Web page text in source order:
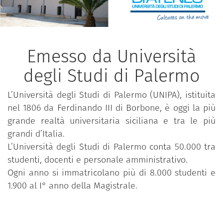
Emesso da Università
degli Studi di Palermo
L’Università degli Studi di Palermo (UNIPA), istituita
nel 1806 da Ferdinando III di Borbone, è oggi la più
grande realtà universitaria siciliana e tra le più
grandi d’Italia.
L’Università degli Studi di Palermo conta 50.000 tra
studenti, docenti e personale amministrativo.
Ogni anno si immatricolano più di 8.000 studenti e
1.900 al I° anno della Magistrale.